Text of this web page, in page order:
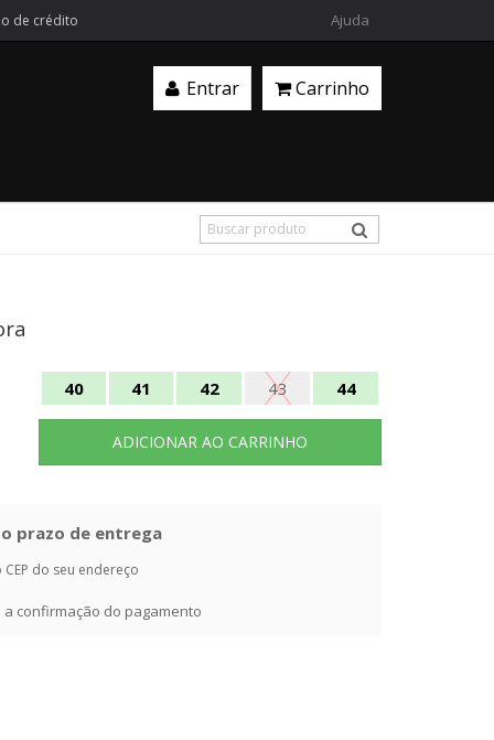
de crédito Ajuda
Entrar Carrinho
40 41 42 43 44
prazo de entrega
do seu endereço
confirmação do pagamento